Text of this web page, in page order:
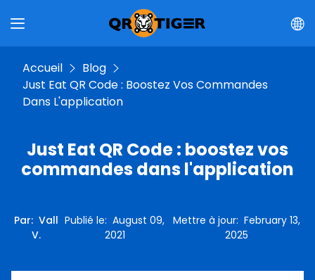
Accueil
Blog
Just Eat QR Code : Boostez Vos Commandes
Dans L'application
Just Eat QR Code : boostez vos
commandes dans l'application
Par: Vall
V.
Publié le:August 09,
2021
Mettre à jour: February 13,
2025